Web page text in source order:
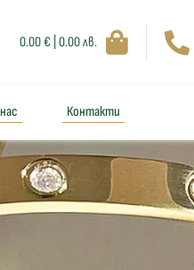
0.00 € | 0.00 лв.
Контакти